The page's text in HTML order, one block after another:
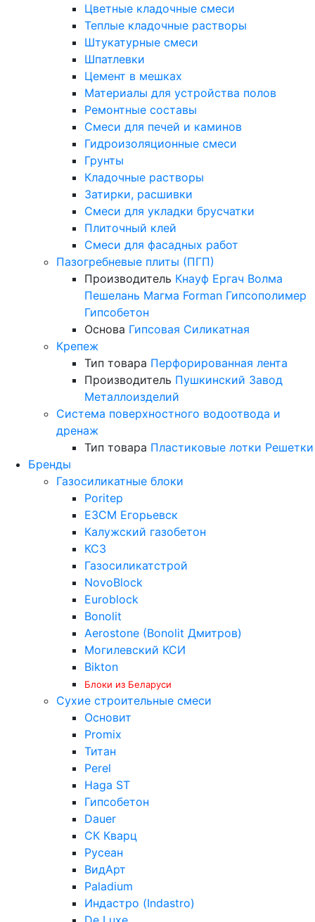
Цветные кладочные смеси
Теплые кладочные растворы
Штукатурные смеси
Шпатлевки
Цемент в мешках
Материалы для устройства полов
Ремонтные составы
Смеси для печей и каминов
Гидроизоляционные смеси
Грунты
Кладочные растворы
Затирки, расшивки
Смеси для укладки брусчатки
Плиточный клей
Смеси для фасадных работ
Пазогребневые плиты (ПГП)
Производитель Кнауф Ергач Волма
Пешелань Магма Forman Гипсополимер
Гипсобетон
Основа Гипсовая Силикатная
Крепеж
Тип товара Перфорированная лента
Производитель Пушкинский Завод
Металлоизделий
Система поверхностного водоотвода и
дренаж
Тип товара Пластиковые лотки Решетки
Бренды
Газосиликатные блоки
Poritep
ЕЗСМ Егорьевск
Калужский газобетон
КСЗ
Газосиликатстрой
NovoBlock
Euroblock
Bonolit
Aerostone (Bonolit Дмитров)
Могилевский КСИ
Bikton
Блоки из Беларуси
Сухие строительные смеси
Основит
Promix
Титан
Perel
Haga ST
Гипсобетон
Dauer
СК Кварц
Русеан
ВидАрт
Paladium
Индастро (Indastro)